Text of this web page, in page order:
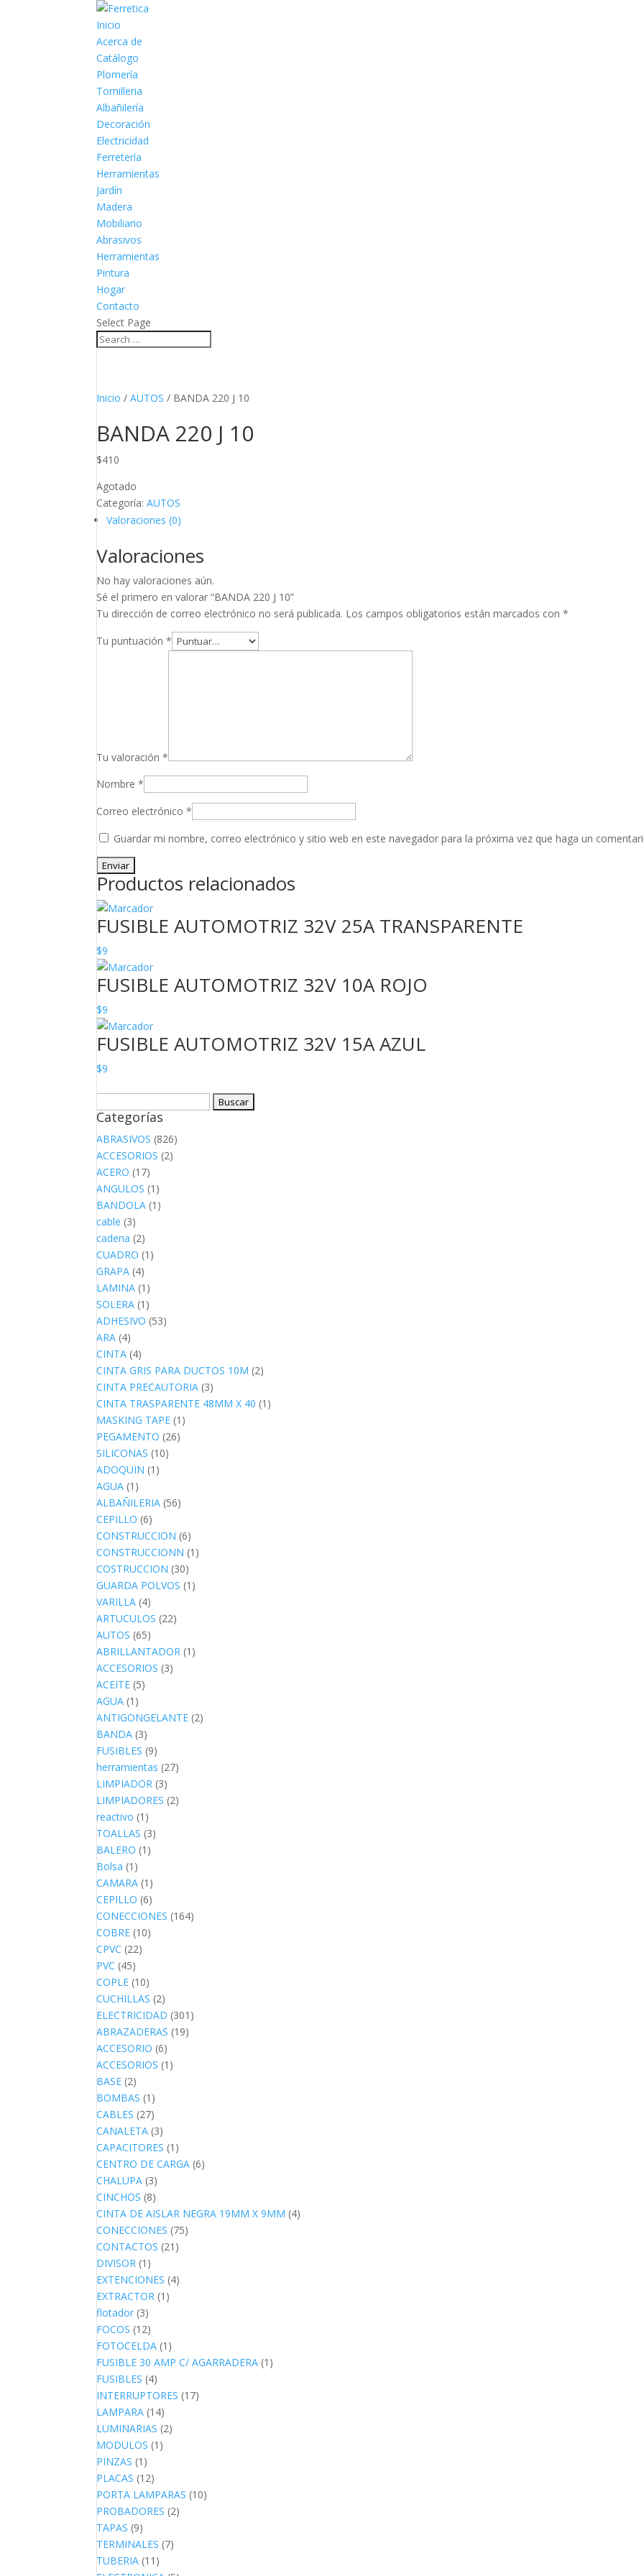
Inicio
Acerca de
Catálogo
Plomería
Tornilleria
Albañilería
Decoración
Electricidad
Ferretería
Herramientas
Jardín
Madera
Mobiliario
Abrasivos
Herramientas
Pintura
Hogar
Contacto
Select Page
Inicio /AUTOS / BANDA 220 J 10
BANDA 220 J 10
$410
Agotado
Categoría:AUTOS
Valoraciones (0)
Valoraciones
No hay valoraciones aún.
Sé el primero en valorar “BANDA 220 J 10”
Tu dirección de correo electrónico no será publicada. Los campos obligatorios están marcados con*
Tu puntuación*
Tu valoración*
Nombre*
Correo electrónico*
Guardar mi nombre, correo electrónico y sitio web en este navegador para la próxima vez que haga un
Productos relacionados
FUSIBLE AUTOMOTRIZ 32V 25A TRANSPARENTE
$9
FUSIBLE AUTOMOTRIZ 32V 10A ROJO
$9
FUSIBLE AUTOMOTRIZ 32V 15A AZUL
$9
Categorías
ABRASIVOS (826)
ACCESORIOS (2)
ACERO (17)
ANGULOS (1)
BANDOLA (1)
cable (3)
cadena (2)
CUADRO (1)
GRAPA (4)
LAMINA (1)
SOLERA (1)
ADHESIVO (53)
ARA (4)
CINTA (4)
CINTA GRIS PARA DUCTOS 10M (2)
CINTA PRECAUTORIA (3)
CINTA TRASPARENTE 48MM X 40 (1)
MASKING TAPE (1)
PEGAMENTO (26)
SILICONAS (10)
ADOQUIN (1)
AGUA (1)
ALBAÑILERIA (56)
CEPILLO (6)
CONSTRUCCION (6)
CONSTRUCCIONN (1)
COSTRUCCION (30)
GUARDA POLVOS (1)
VARILLA (4)
ARTUCULOS (22)
AUTOS (65)
ABRILLANTADOR (1)
ACCESORIOS (3)
ACEITE (5)
AGUA (1)
ANTIGONGELANTE (2)
BANDA (3)
FUSIBLES (9)
herramientas (27)
LIMPIADOR (3)
LIMPIADORES (2)
reactivo (1)
TOALLAS (3)
BALERO (1)
Bolsa (1)
CAMARA (1)
CEPILLO (6)
CONECCIONES (164)
COBRE (10)
CPVC (22)
PVC (45)
COPLE (10)
CUCHILLAS (2)
ELECTRICIDAD (301)
ABRAZADERAS (19)
ACCESORIO (6)
ACCESORIOS (1)
BASE (2)
BOMBAS (1)
CABLES (27)
CANALETA (3)
CAPACITORES (1)
CENTRO DE CARGA (6)
CHALUPA (3)
CINCHOS (8)
CINTA DE AISLAR NEGRA 19MM X 9MM (4)
CONECCIONES (75)
CONTACTOS (21)
DIVISOR (1)
EXTENCIONES (4)
EXTRACTOR (1)
flotador (3)
FOCOS (12)
FOTOCELDA (1)
FUSIBLE 30 AMP C/ AGARRADERA (1)
FUSIBLES (4)
INTERRUPTORES (17)
LAMPARA (14)
LUMINARIAS (2)
MODULOS (1)
PINZAS (1)
PLACAS (12)
PORTA LAMPARAS (10)
PROBADORES (2)
TAPAS (9)
TERMINALES (7)
TUBERIA (11)